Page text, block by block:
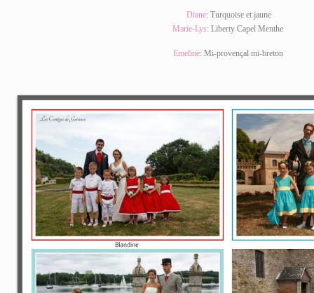
Diane: Turquoise et jaune
Marie-Lys: Liberty Capel Menthe
Emeline: Mi-provençal mi-breton